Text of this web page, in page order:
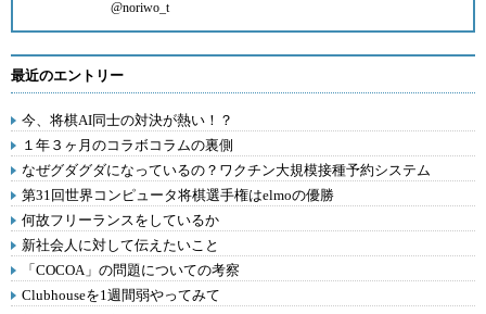
@noriwo_t
最近のエントリー
今、将棋AI同士の対決が熱い！？
１年３ヶ月のコラボコラムの裏側
なぜグダグダになっているの？ワクチン大規模接種予約システム
第31回世界コンピュータ将棋選手権はelmoの優勝
何故フリーランスをしているか
新社会人に対して伝えたいこと
「COCOA」の問題についての考察
Clubhouseを1週間弱やってみて